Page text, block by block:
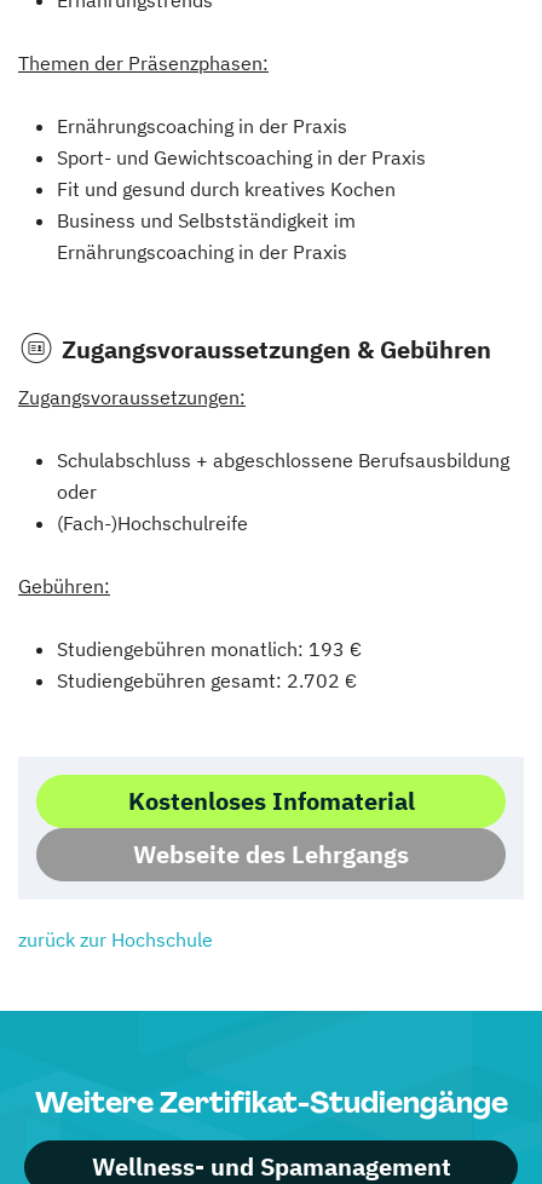
Themen der Präsenzphasen:
Ernährungscoaching in der Praxis
Sport- und Gewichtscoaching in der Praxis
Fit und gesund durch kreatives Kochen
Business und Selbstständigkeit im
Ernährungscoaching in der Praxis
Zugangsvoraussetzungen & Gebühren
Zugangsvoraussetzungen:
Schulabschluss + abgeschlossene Berufsausbildung
oder
(Fach-)Hochschulreife
Gebühren:
Studiengebühren monatlich: 193 €
Studiengebühren gesamt: 2.702 €
Kostenloses Infomaterial
Webseite des Lehrgangs
zurück zur Hochschule
Weitere Zertifikat-Studiengänge
Wellness- und Spamanagement